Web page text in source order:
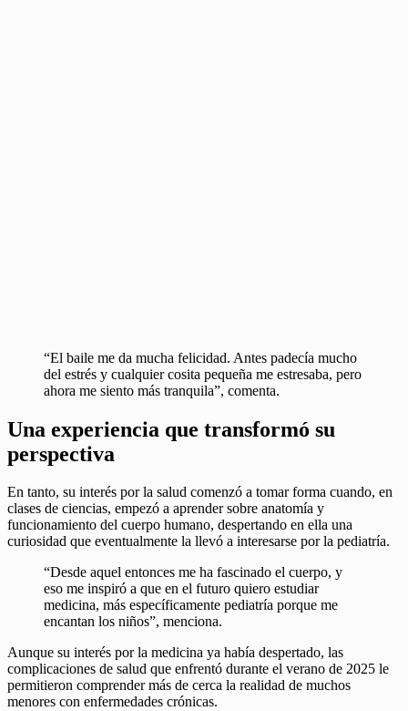
“El baile me da mucha felicidad. Antes padecía mucho
del estrés y cualquier cosita pequeña me estresaba, pero
ahora me siento más tranquila”, comenta.
Una experiencia que transformó su
perspectiva
En tanto, su interés por la salud comenzó a tomar forma cuando, en
clases de ciencias, empezó a aprender sobre anatomía y
funcionamiento del cuerpo humano, despertando en ella una
curiosidad que eventualmente la llevó a interesarse por la pediatría.
“Desde aquel entonces me ha fascinado el cuerpo, y
eso me inspiró a que en el futuro quiero estudiar
medicina, más específicamente pediatría porque me
encantan los niños”, menciona.
Aunque su interés por la medicina ya había despertado, las
complicaciones de salud que enfrentó durante el verano de 2025 le
permitieron comprender más de cerca la realidad de muchos
menores con enfermedades crónicas.